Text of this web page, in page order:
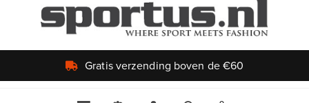
Gratis verzending boven de €60